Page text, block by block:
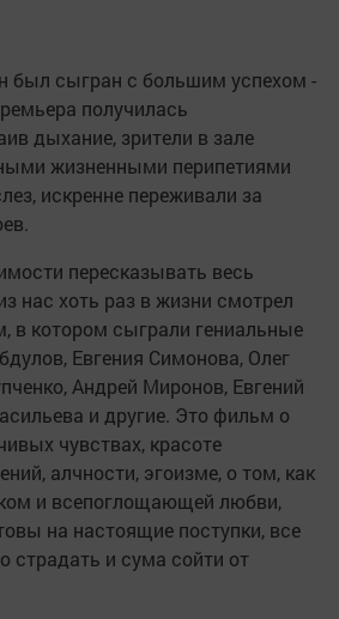
был сыгран с большим успехом -
получилась
дыхание, зрители в зале
жизненными перипетиями
искренне переживали за
пересказывать весь
нас хоть раз в жизни смотрел
в котором сыграли гениальные
Евгения Симонова, Олег
Андрей Миронов, Евгений
и другие. Это фильм о
чувствах, красоте
алчности, эгоизме, о том, как
и всепоглощающей любви,
на настоящие поступки, все
страдать и сума сойти от